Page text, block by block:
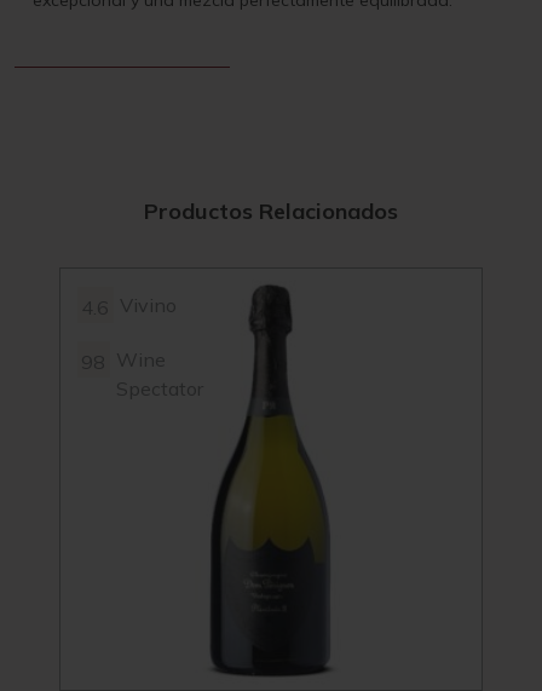
Productos Relacionados
Vivino
Wine
Spectator